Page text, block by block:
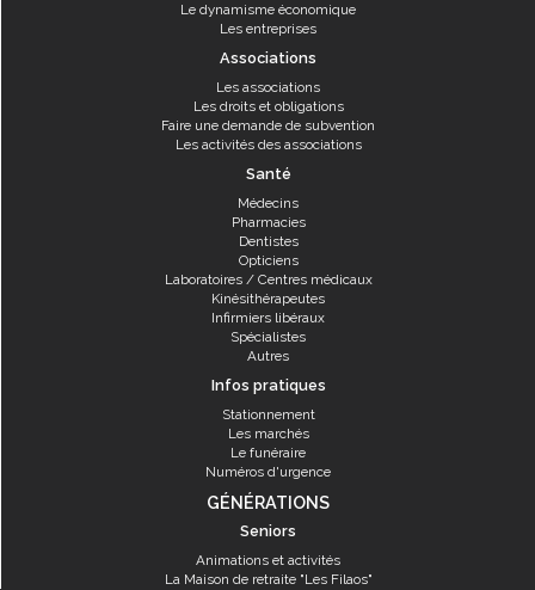
Le dynamisme économique
Les entreprises
Associations
Les associations
Les droits et obligations
Faire une demande de subvention
Les activités des associations
Santé
Médecins
Pharmacies
Dentistes
Opticiens
Laboratoires / Centres médicaux
Kinésithérapeutes
Infirmiers libéraux
Spécialistes
Autres
Infos pratiques
Stationnement
Les marchés
Le funéraire
Numéros d'urgence
GÉNÉRATIONS
Seniors
Animations et activités
La Maison de retraite "Les Filaos"